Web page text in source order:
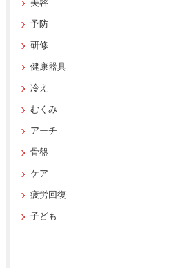
美容
予防
研修
健康器具
冷え
むくみ
アーチ
骨盤
ケア
疲労回復
子ども